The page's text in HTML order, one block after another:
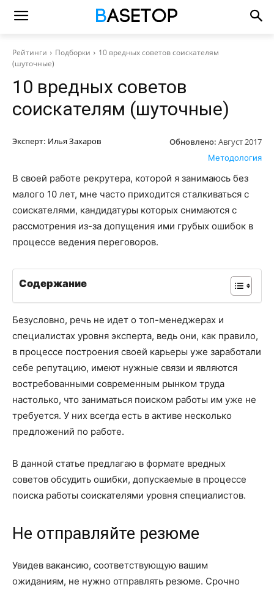
Рейтинги Подборки
10 вредных советов соискателям
(шуточные)
10 вредных советов
соискателям (шуточные)
Эксперт: Илья Захаров Обновлено: Август 2017
Методология
В своей работе рекрутера, которой я занимаюсь без
малого 10 лет, мне часто приходится сталкиваться с
соискателями, кандидатуры которых снимаются с
рассмотрения из-за допущения ими грубых ошибок в
процессе ведения переговоров.
Содержание
Безусловно, речь не идет о топ-менеджерах и
специалистах уровня эксперта, ведь они, как правило,
в процессе построения своей карьеры уже заработали
себе репутацию, имеют нужные связи и являются
востребованными современным рынком труда
настолько, что заниматься поиском работы им уже не
требуется. У них всегда есть в активе несколько
предложений по работе.
В данной статье предлагаю в формате вредных
советов обсудить ошибки, допускаемые в процессе
поиска работы соискателями уровня специалистов.
Не отправляйте резюме
Увидев вакансию, соответствующую вашим
ожиданиям, не нужно отправлять резюме. Срочно